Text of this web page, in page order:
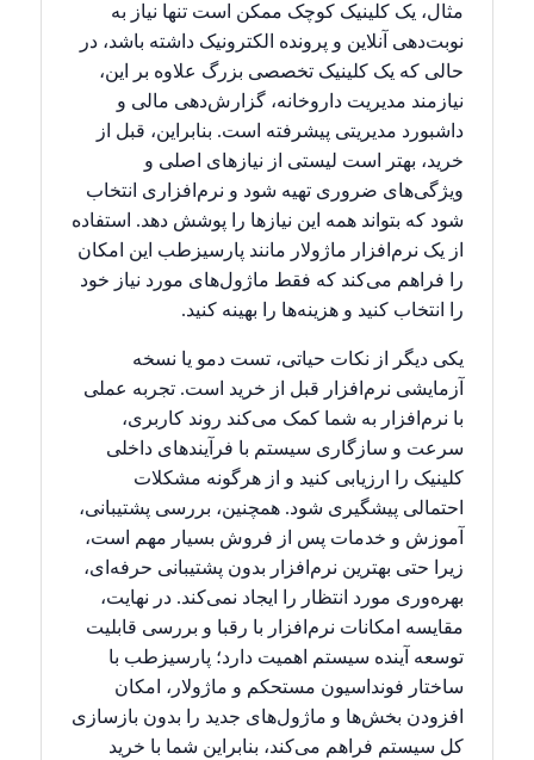
مثال، یک کلینیک کوچک ممکن است تنها نیاز به
نوبت‌دهی آنلاین و پرونده الکترونیک داشته باشد، در
حالی که یک کلینیک تخصصی بزرگ علاوه بر این،
نیازمند مدیریت داروخانه، گزارش‌دهی مالی و
داشبورد مدیریتی پیشرفته است. بنابراین، قبل از
خرید، بهتر است لیستی از نیازهای اصلی و
ویژگی‌های ضروری تهیه شود و نرم‌افزاری انتخاب
شود که بتواند همه این نیازها را پوشش دهد. استفاده
از یک نرم‌افزار ماژولار مانند پارسیزطب این امکان
را فراهم می‌کند که فقط ماژول‌های مورد نیاز خود
را انتخاب کنید و هزینه‌ها را بهینه کنید.
یکی دیگر از نکات حیاتی، تست دمو یا نسخه
آزمایشی نرم‌افزار قبل از خرید است. تجربه عملی
با نرم‌افزار به شما کمک می‌کند روند کاربری،
سرعت و سازگاری سیستم با فرآیندهای داخلی
کلینیک را ارزیابی کنید و از هرگونه مشکلات
احتمالی پیشگیری شود. همچنین، بررسی پشتیبانی،
آموزش و خدمات پس از فروش بسیار مهم است،
زیرا حتی بهترین نرم‌افزار بدون پشتیبانی حرفه‌ای،
بهره‌وری مورد انتظار را ایجاد نمی‌کند. در نهایت،
مقایسه امکانات نرم‌افزار با رقبا و بررسی قابلیت
توسعه آینده سیستم اهمیت دارد؛ پارسیزطب با
ساختار فونداسیون مستحکم و ماژولار، امکان
افزودن بخش‌ها و ماژول‌های جدید را بدون بازسازی
کل سیستم فراهم می‌کند، بنابراین شما با خرید